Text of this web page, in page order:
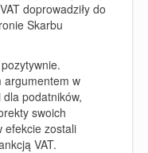
doprowadziły do
Skarbu
argumentem w
podatników,
swoich
efekcie zostali
VAT.